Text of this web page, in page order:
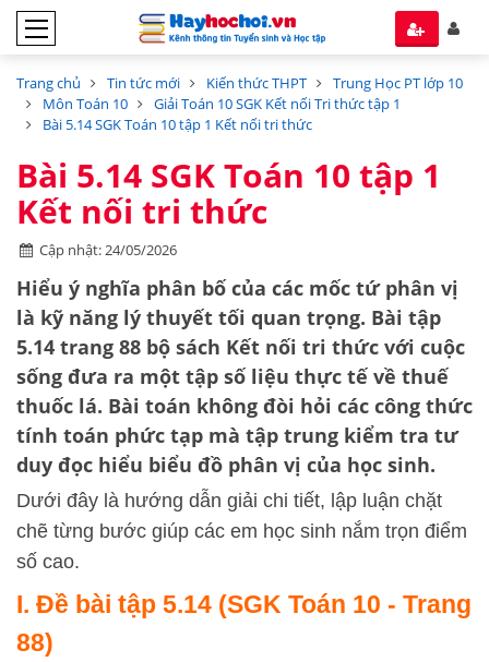
Trang chủ Tin tức mới Kiến thức THPT
Trung Học PT lớp 10
Môn Toán 10
Giải Toán 10 SGK Kết nối Tri thức tập 1
Bài 5.14 SGK Toán 10 tập 1 Kết nối tri thức
Bài 5.14 SGK Toán 10 tập 1
Kết nối tri thức
Cập nhật: 24/05/2026
Hiểu ý nghĩa phân bố của các mốc tứ phân vị
là kỹ năng lý thuyết tối quan trọng. Bài tập
5.14 trang 88 bộ sách Kết nối tri thức với cuộc
sống đưa ra một tập số liệu thực tế về thuế
thuốc lá. Bài toán không đòi hỏi các công thức
tính toán phức tạp mà tập trung kiểm tra tư
duy đọc hiểu biểu đồ phân vị của học sinh.
Dưới đây là hướng dẫn giải chi tiết, lập luận chặt
chẽ từng bước giúp các em học sinh nắm trọn điểm
số cao.
I. Đề bài tập 5.14 (SGK Toán 10 - Trang
88)